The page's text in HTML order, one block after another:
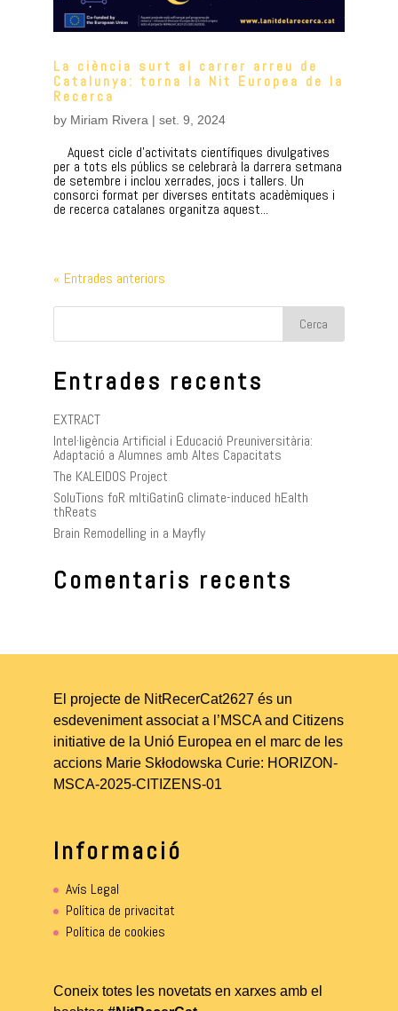
La ciència surt al carrer arreu de
Catalunya: torna la Nit Europea de la
Recerca
by Miriam Rivera | set. 9, 2024
Aquest cicle d’activitats científiques divulgatives
per a tots els públics se celebrarà la darrera setmana
de setembre i inclou xerrades, jocs i tallers. Un
consorci format per diverses entitats acadèmiques i
de recerca catalanes organitza aquest...
« Entrades anteriors
Entrades recents
EXTRACT
Intel·ligència Artificial i Educació Preuniversitària:
Adaptació a Alumnes amb Altes Capacitats
The KALEIDOS Project
SoluTions foR mItiGatinG climate-induced hEalth
thReats
Brain Remodelling in a Mayfly
Comentaris recents
El projecte de NitRecerCat2627 és un
esdeveniment associat a l’MSCA and Citizens
initiative de la Unió Europea en el marc de les
accions Marie Skłodowska Curie: HORIZON-
MSCA-2025-CITIZENS-01
Informació
Avís Legal
Política de privacitat
Política de cookies
Coneix totes les novetats en xarxes amb el